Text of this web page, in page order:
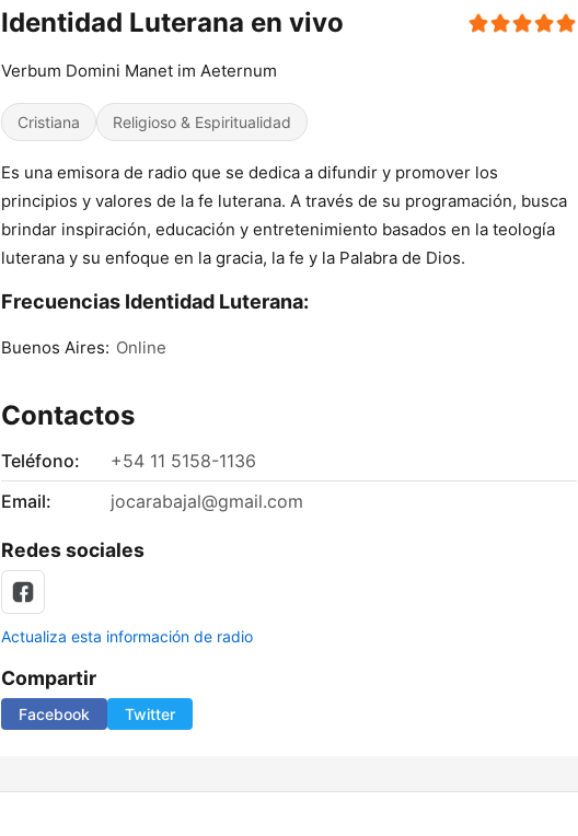
Identidad Luterana en vivo
Verbum Domini Manet im Aeternum
Cristiana Religioso & Espiritualidad
Es una emisora de radio que se dedica a difundir y promover los
principios y valores de la fe luterana. A través de su programación, busca
brindar inspiración, educación y entretenimiento basados en la teología
luterana y su enfoque en la gracia, la fe y la Palabra de Dios.
Frecuencias Identidad Luterana:
Buenos Aires: Online
Contactos
Teléfono:
+54 11 5158-1136
Email:
jocarabajal@gmail.com
Redes sociales
Actualiza esta información de radio
Compartir
Facebook Twitter